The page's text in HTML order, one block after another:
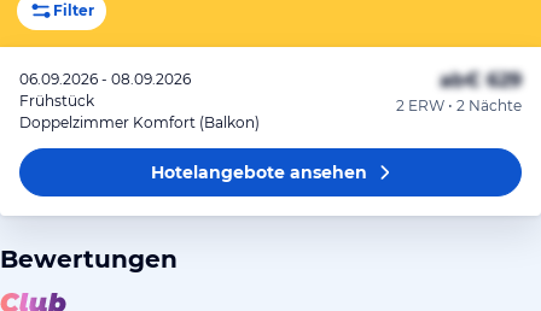
Filter
06.09.2026 - 08.09.2026
Frühstück
Doppelzimmer Komfort (Balkon)
ab€ 629
2 ERW • 2 Nächte
Hotelangeboteansehen
Bewertungen